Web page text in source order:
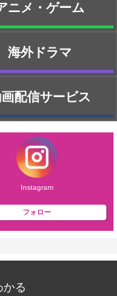
ニメ・ゲーム
海外ドラマ
配信サービス
Instagram
フォロー
かる